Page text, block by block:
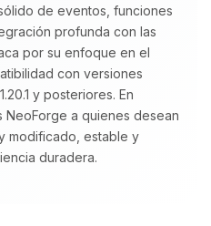
de eventos, funciones
profunda con las
por su enfoque en el
con versiones
y posteriores. En
NeoForge a quienes desean
modificado, estable y
duradera.
Cuentame
mis
para ayudarte.